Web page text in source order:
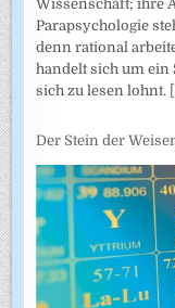
Wissenschaft; ihre
Parapsychologie
denn rational
handelt sich um ein
sich zu lesen lohnt.
Der Stein der